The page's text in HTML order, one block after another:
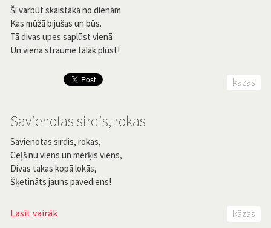
Šī varbūt skaistākā no dienām
Kas mūžā bijušas un būs.
Tā divas upes saplūst vienā
Un viena straume tālāk plūst!
kāzas
Savienotas sirdis, rokas
Savienotas sirdis, rokas,
Ceļš nu viens un mērķis viens,
Divas takas kopā lokās,
Šķetināts jauns pavediens!
Lasīt vairāk kāzas